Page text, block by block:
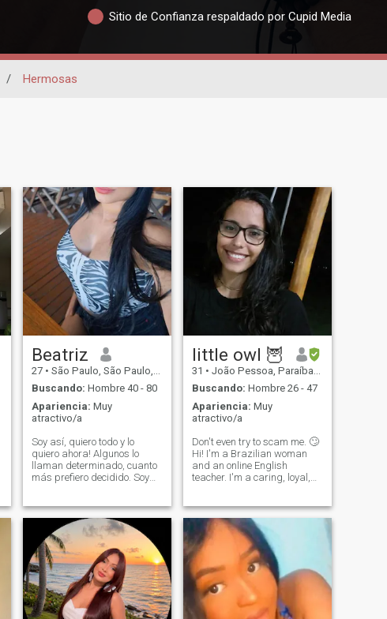
Sitio de Confianza respaldado por Cupid Media
/ Hermosas
Beatriz
27 • São Paulo, São Paulo, Brasil
Buscando: Hombre 40 - 80
Apariencia: Muy
atractivo/a
Soy así, quiero todo y lo
quiero ahora! Algunos lo
llaman determinado, cuanto
más prefiero decidido. Soy
cuidadosa, bien dispuesta,
delicada, muy seguro de ti,
pragmático, responsable de
mis elecciones. Estoy muy
seguro, no por la apariencia
más porque lo soy, fuerza de
voluntad e inteligencia (el
punto más fuerte para mí en
un hombre)
little owl 🦉
31 • João Pessoa, Paraíba, Brasil
Buscando: Hombre 26 - 47
Apariencia: Muy
atractivo/a
Don't even try to scam me. 🙄
Hi! I'm a Brazilian woman
and an online English
teacher. I'm a caring, loyal,
and respect are the
foundation of any good
relationship. I have never
been married and I